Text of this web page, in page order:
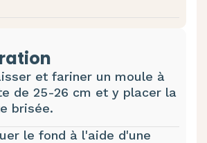
et fariner un moule à
de 25-26 cm et y placer la
brisée.
le fond à l'aide d'une